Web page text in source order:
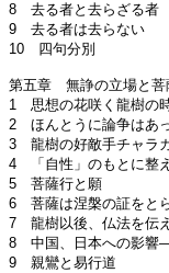
8 去る者と去らざる者
9 去る者は去らない
10 四句分別
第五章 無諍の立場と菩
1 思想の花咲く龍樹の
2 ほんとうに論争はあ
3 龍樹の好敵手チャラ
4 「自性」のもとに整
5 菩薩行と願
6 菩薩は涅槃の証をと
7 龍樹以後、仏法を伝
8 中国、日本への影響
9 親鸞と易行道